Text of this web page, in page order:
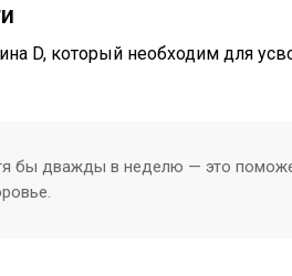
D, который необходим для
бы дважды в неделю — это